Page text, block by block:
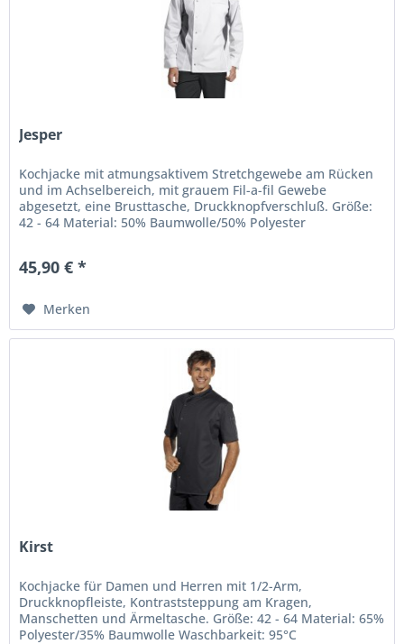
Jesper
Kochjacke mit atmungsaktivem Stretchgewebe am Rücken
und im Achselbereich, mit grauem Fil-a-fil Gewebe
abgesetzt, eine Brusttasche, Druckknopfverschluß. Größe:
42 - 64 Material: 50% Baumwolle/50% Polyester
45,90 € *
Merken
Kirst
Kochjacke für Damen und Herren mit 1/2-Arm,
Druckknopfleiste, Kontraststeppung am Kragen,
Manschetten und Ärmeltasche. Größe: 42 - 64 Material: 65%
Polyester/35% Baumwolle Waschbarkeit: 95°C